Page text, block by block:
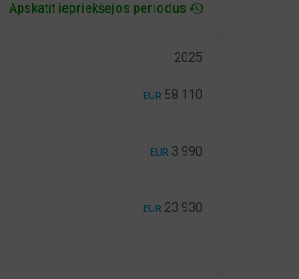
Apskatīt iepriekšējos periodus
2025
EUR 58 110
EUR 3 990
EUR 23 930